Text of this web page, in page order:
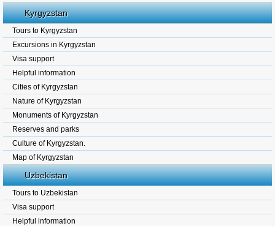
Kyrgyzstan
Tours to Kyrgyzstan
Excursions in Kyrgyzstan
Visa support
Helpful information
Cities of Kyrgyzstan
Nature of Kyrgyzstan
Monuments of Kyrgyzstan
Reserves and parks
Culture of Kyrgyzstan.
Map of Kyrgyzstan
Uzbekistan
Tours to Uzbekistan
Visa support
Helpful information